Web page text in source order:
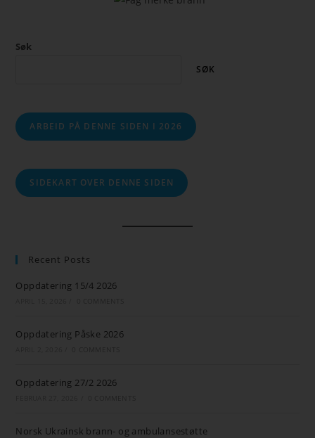
Søk
SØK
ARBEID PÅ DENNE SIDEN I 2026
SIDEKART OVER DENNE SIDEN
Recent Posts
Oppdatering 15/4 2026
Oppdatering Påske 2026
Oppdatering 27/2 2026
Norsk Ukrainsk brann- og ambulansestøtte